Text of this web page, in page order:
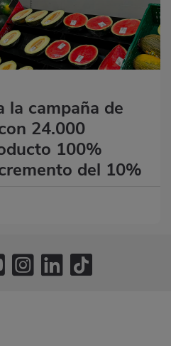
la campaña de
24.000
100%
del 10%